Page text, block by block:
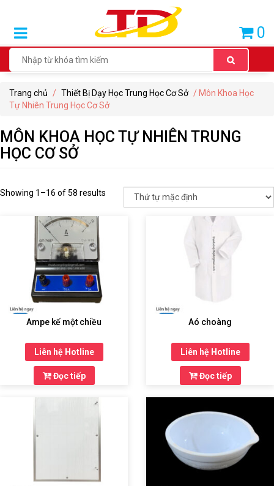
0
PHẨM
BÁN
CHẠY
THIẾT
DẠY
HỌC
TIỂU
BỊ
Trang chủ / Thiết Bị Dạy Học Trung Học Cơ Sở / Môn Khoa Học
Tự Nhiên Trung Học Cơ Sở
MÔN KHOA HỌC TỰ NHIÊN TRUNG
HỌC CƠ SỞ
Showing 1–16 of 58 results
Ampe kế một chiều
Liên hệ Hotline
Đọc tiếp
Aó choàng
Liên hệ Hotline
Đọc tiếp